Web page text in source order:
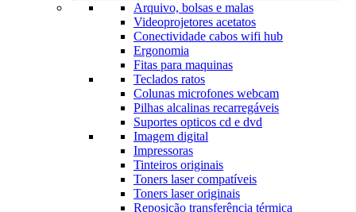
Arquivo, bolsas e malas
Videoprojetores acetatos
Conectividade cabos wifi hub
Ergonomia
Fitas para maquinas
Teclados ratos
Colunas microfones webcam
Pilhas alcalinas recarregáveis
Suportes opticos cd e dvd
Imagem digital
Impressoras
Tinteiros originais
Toners laser compatíveis
Toners laser originais
Reposição transferência térmica